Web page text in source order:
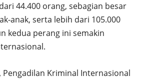
44.400 orang, sebagian besar
anak, serta lebih dari 105.000
kedua perang ini semakin
Pengadilan Kriminal Internasional